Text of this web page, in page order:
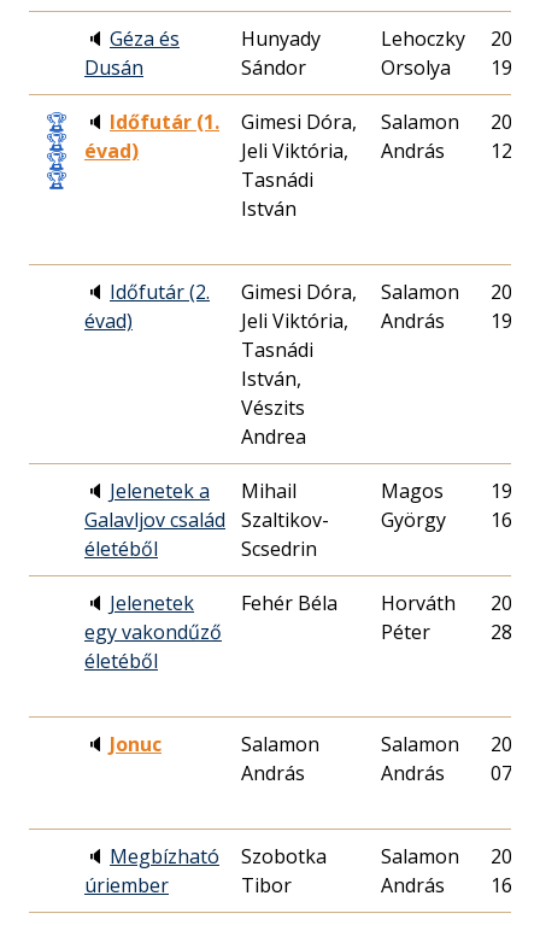
🔈 Géza és
Dusán
Hunyady
Sándor
Lehoczky
Orsolya
19.
🏆
🏆
🏆
🏆
🔈 Időfutár (1.
évad)
Gimesi Dóra,
Jeli Viktória,
Tasnádi
István
Salamon
András
12.
🔈 Időfutár (2.
évad)
Gimesi Dóra,
Jeli Viktória,
Tasnádi
István,
Vészits
Andrea
Salamon
András
19.
🔈 Jelenetek a
Galavljov család
életéből
Mihail
Szaltikov-
Scsedrin
Magos
György
16.
🔈 Jelenetek
egy vakondűző
életéből
Fehér Béla
Horváth
Péter
28.
🔈 Jonuc
Salamon
András
Salamon
András
07.
🔈 Megbízható
úriember
Szobotka
Tibor
Salamon
András
16.